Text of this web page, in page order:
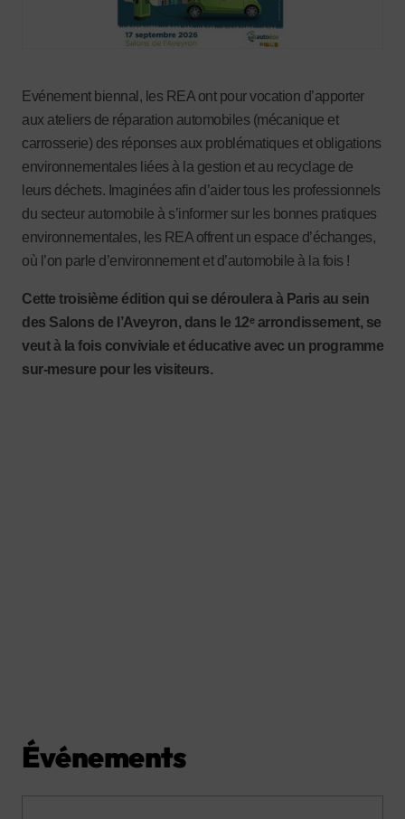
Evénement biennal, les REA ont pour vocation d’apporter
aux ateliers de réparation automobiles (mécanique et
carrosserie) des réponses aux problématiques et obligations
environnementales liées à la gestion et au recyclage de
leurs déchets. Imaginées afin d’aider tous les professionnels
du secteur automobile à s’informer sur les bonnes pratiques
environnementales, les REA offrent un espace d’échanges,
où l’on parle d’environnement et d’automobile à la fois !
Cette troisième édition qui se déroulera à Paris au sein
des Salons de l’Aveyron, dans le 12ᵉ arrondissement, se
veut à la fois conviviale et éducative avec un programme
sur-mesure pour les visiteurs.
Événements